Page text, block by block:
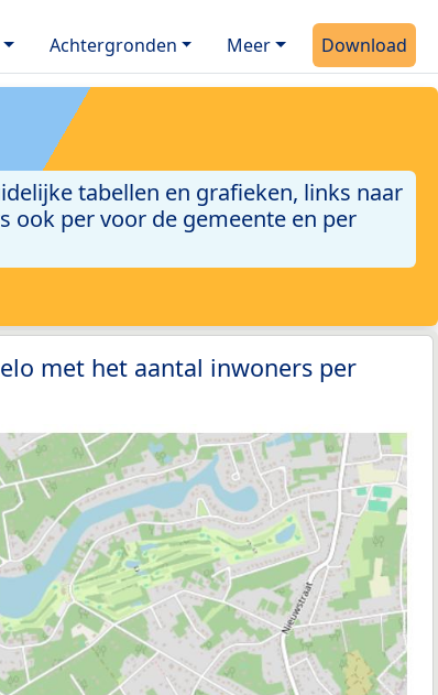
Achtergronden Meer Download
tabellen en grafieken, links naar
ook per voor de gemeente en per
met het aantal inwoners per